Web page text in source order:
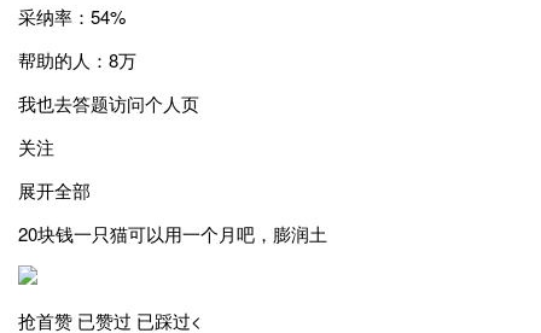
采纳率：54%
帮助的人：8万
我也去答题访问个人页
关注
展开全部
20块钱一只猫可以用一个月吧，膨润土
抢首赞 已赞过 已踩过<